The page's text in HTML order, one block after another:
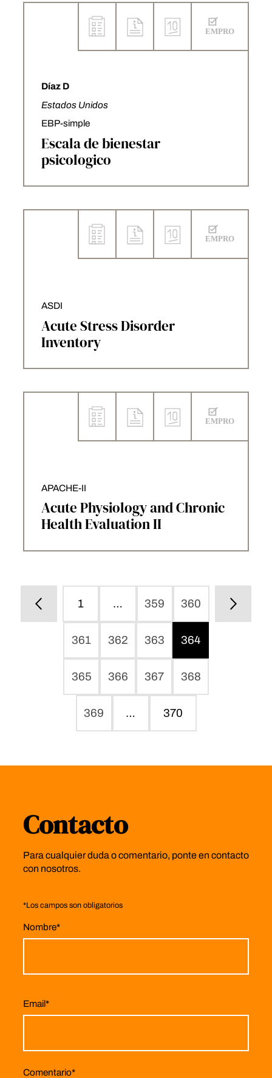
Díaz D
Estados Unidos
EBP-simple
Escala de bienestar
psicologico
ASDI
Acute Stress Disorder
Inventory
APACHE-II
Acute Physiology and Chronic
Health Evaluation II
1 … 359 360
361 362 363 364
365 366 367 368
369 … 370
Contacto
Para cualquier duda o comentario, ponte en contacto
con nosotros.
*Los campos son obligatorios
Nombre*
Email*
Comentario*